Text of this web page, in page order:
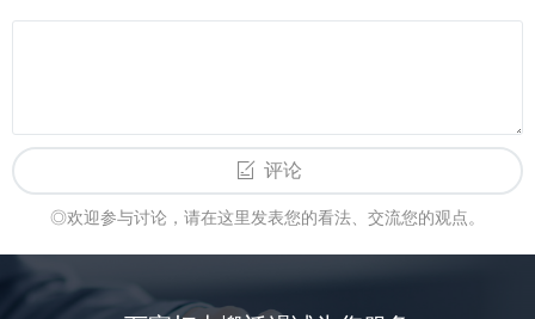
评论
◎欢迎参与讨论，请在这里发表您的看法、交流您的观点。